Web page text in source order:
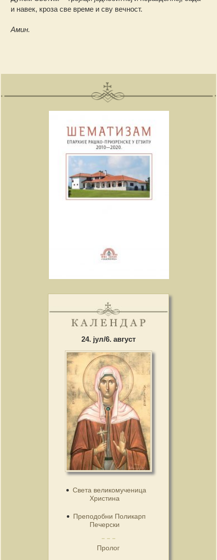
и навек, кроза све време и сву вечност.
Амин.
24. јул/6. август
Света великомученица
Христина
Преподобни Поликарп
Печерски
Пролог